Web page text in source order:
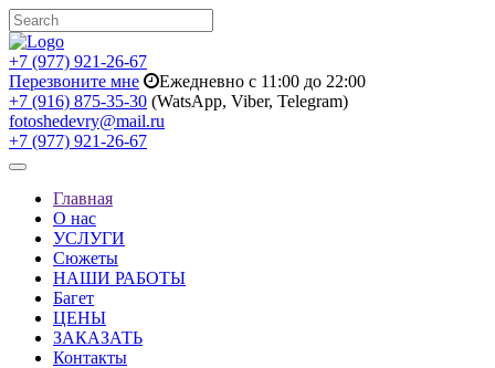
+7 (977) 921-26-67
Перезвоните мне
Ежедневно с 11:00 до 22:00
+7 (916) 875-35-30 (WatsApp, Viber, Telegram)
fotoshedevry@mail.ru
+7 (977) 921-26-67
Toggle
navigationГлавная
О нас
УСЛУГИ
Сюжеты
НАШИ РАБОТЫ
Багет
ЦЕНЫ
ЗАКАЗАТЬ
Контакты